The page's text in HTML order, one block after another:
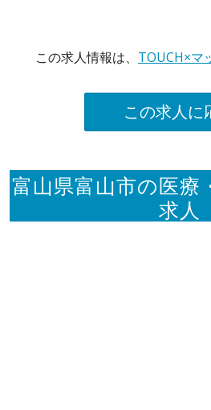
この求人情報は、 TOUCH×マ
この求人に
富山県富山市の医療
求人